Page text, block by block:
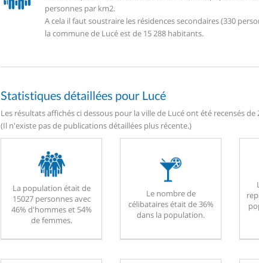
personnes par km2.
A cela il faut soustraire les résidences secondaires (330
la commune de Lucé est de 15 288 habitants.
Statistiques détaillées pour Lucé
Les résultats affichés ci dessous pour la ville de Lucé ont été recensés de
(Il n'existe pas de publications détaillées plus récente.)
La population était de
15027 personnes avec
46% d'hommes et 54%
de femmes.
Le nombre de
célibataires était de 36%
dans la population.